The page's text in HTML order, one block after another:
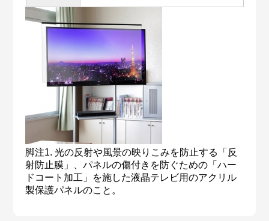
脚注1. 光の反射や風景の映りこみを防止する「反
射防止膜」、パネルの傷付きを防ぐための「ハー
ドコート加工」を施した液晶テレビ用のアクリル
製保護パネルのこと。